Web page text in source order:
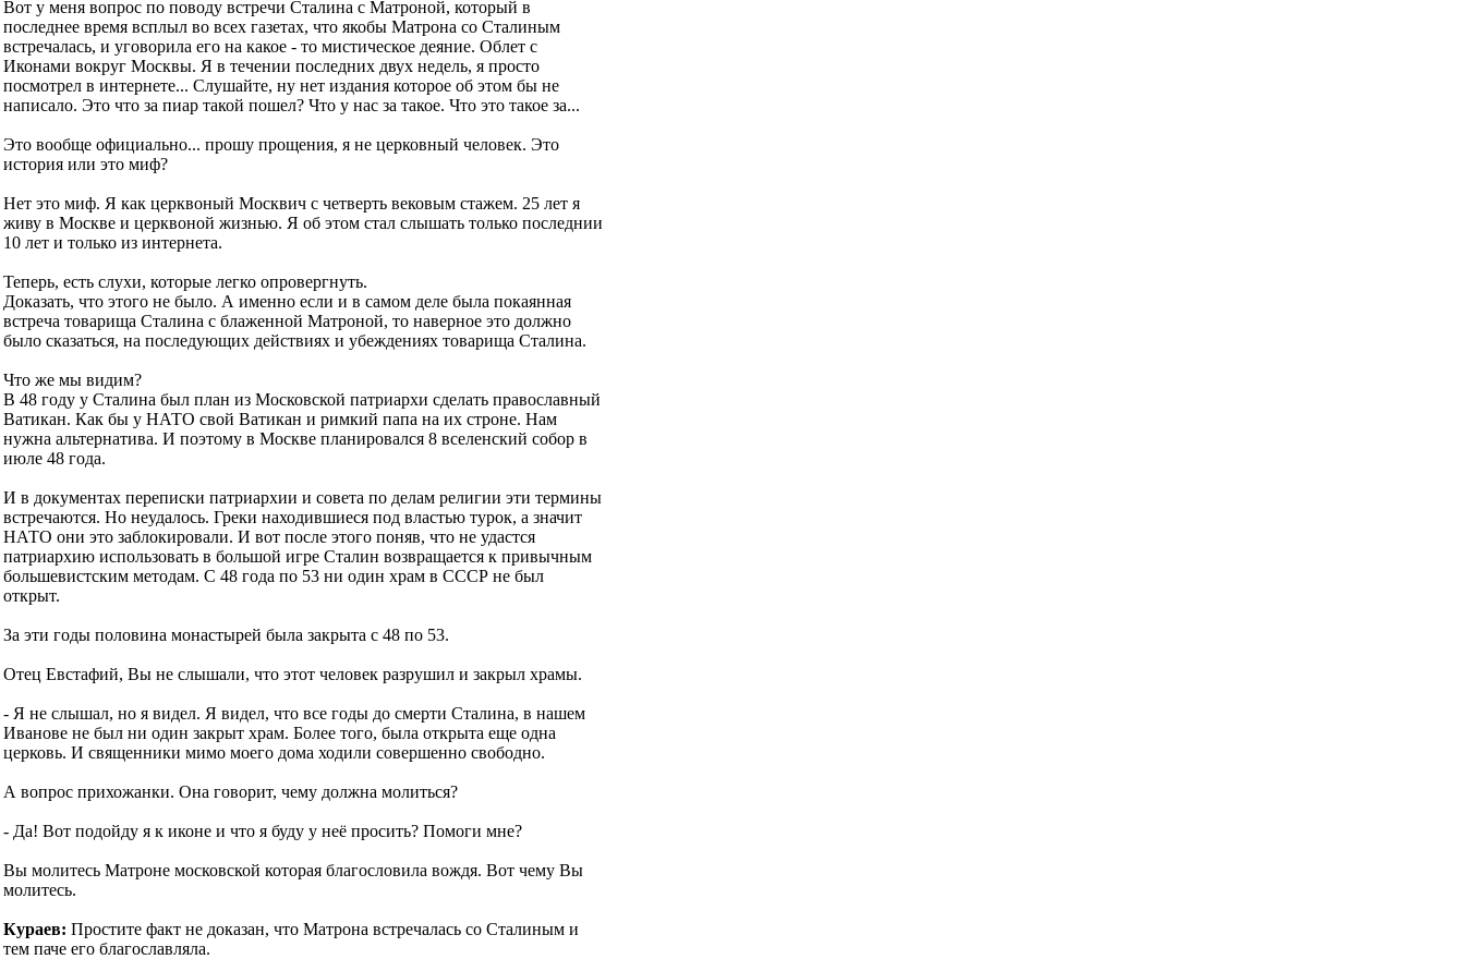
Вот у меня вопрос по поводу встречи Сталина с Матроной, который в
последнее время всплыл во всех газетах, что якобы Матрона со Сталиным
встречалась, и уговорила его на какое - то мистическое деяние. Облет с
Иконами вокруг Москвы. Я в течении последних двух недель, я просто
посмотрел в интернете... Слушайте, ну нет издания которое об этом бы не
написало. Это что за пиар такой пошел? Что у нас за такое. Что это такое за...
Это вообще официально... прошу прощения, я не церковный человек. Это
история или это миф?
Нет это миф. Я как церквоный Москвич с четверть вековым стажем. 25 лет я
живу в Москве и церквоной жизнью. Я об этом стал слышать только последнии
10 лет и только из интернета.
Теперь, есть слухи, которые легко опровергнуть.
Доказать, что этого не было. А именно если и в самом деле была покаянная
встреча товарища Сталина с блаженной Матроной, то наверное это должно
было сказаться, на последующих действиях и убеждениях товарища Сталина.
Что же мы видим?
В 48 году у Сталина был план из Московской патриархи сделать православный
Ватикан. Как бы у НАТО свой Ватикан и римкий папа на их строне. Нам
нужна альтернатива. И поэтому в Москве планировался 8 вселенский собор в
июле 48 года.
И в документах переписки патриархии и совета по делам религии эти термины
встречаются. Но неудалось. Греки находившиеся под властью турок, а значит
НАТО они это заблокировали. И вот после этого поняв, что не удастся
патриархию использовать в большой игре Сталин возвращается к привычным
большевистским методам. С 48 года по 53 ни один храм в СССР не был
открыт.
За эти годы половина монастырей была закрыта с 48 по 53.
Отец Евстафий, Вы не слышали, что этот человек разрушил и закрыл храмы.
- Я не слышал, но я видел. Я видел, что все годы до смерти Сталина, в нашем
Иванове не был ни один закрыт храм. Более того, была открыта еще одна
церковь. И священники мимо моего дома ходили совершенно свободно.
А вопрос прихожанки. Она говорит, чему должна молиться?
- Да! Вот подойду я к иконе и что я буду у неё просить? Помоги мне?
Вы молитесь Матроне московской которая благословила вождя. Вот чему Вы
молитесь.
Кураев: Простите факт не доказан, что Матрона встречалась со Сталиным и
тем паче его благославляла.